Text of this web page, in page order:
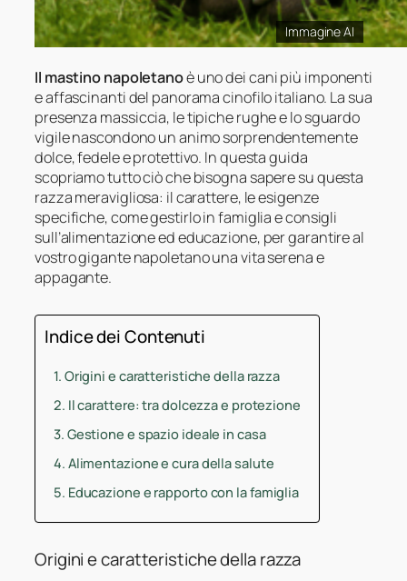
Immagine AI
Il mastino napoletanoè uno dei cani più imponenti
e affascinanti del panorama cinofilo italiano. La sua
presenza massiccia, le tipiche rughe e lo sguardo
vigile nascondono un animo sorprendentemente
dolce, fedele e protettivo. In questa guida
scopriamo tutto ciò che bisogna sapere su questa
razza meravigliosa: il carattere, le esigenze
specifiche, come gestirlo in famiglia e consigli
sull’alimentazione ed educazione, per garantire al
vostro gigante napoletano una vita serena e
appagante.
Indice dei Contenuti
Origini e caratteristiche della razza
Il carattere: tra dolcezza e protezione
Gestione e spazio ideale in casa
Alimentazione e cura della salute
Educazione e rapporto con la famiglia
Origini e caratteristiche della razza